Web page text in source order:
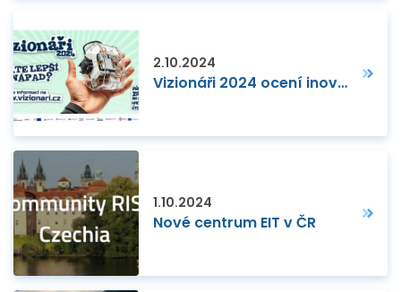
2.10.2024
Vizionáři 2024 ocení inovativní české subjekty
1.10.2024
Nové centrum EIT v ČR